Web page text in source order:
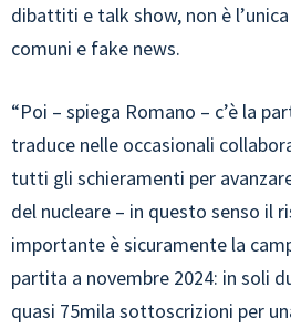
dibattiti e talk show, non è
comuni e fake news.
“Poi – spiega Romano – c’è la
traduce nelle occasionali
tutti gli schieramenti per
del nucleare – in questo senso il
importante è sicuramente la
partita a novembre 2024: in soli
quasi 75mila sottoscrizioni per